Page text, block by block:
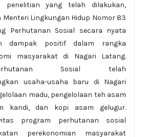
penelitian yang telah dilakukan,
Lingkungan Hidup Nomor 83
Perhutanan Sosial secara nyata
dampak positif dalam rangka
masyarakat di Nagari Latang.
Sosial telah
usaha-usaha baru di Nagari
madu, pengelolaan teh asam
kandi, dan kopi asam gelugur.
program perhutanan sosial
perekonomian masyarakat